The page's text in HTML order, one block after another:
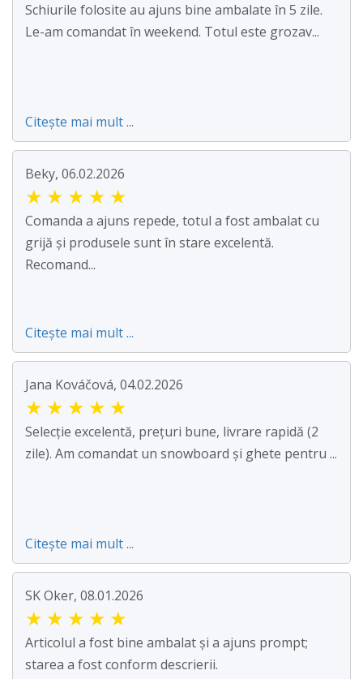
Schiurile folosite au ajuns bine ambalate în 5 zile.
Le-am comandat în weekend. Totul este grozav...
Citește mai mult ...
Beky, 06.02.2026
★ ★ ★ ★ ★
Comanda a ajuns repede, totul a fost ambalat cu
grijă și produsele sunt în stare excelentă.
Recomand...
Citește mai mult ...
Jana Kováčová, 04.02.2026
★ ★ ★ ★ ★
Selecție excelentă, prețuri bune, livrare rapidă (2
zile). Am comandat un snowboard și ghete pentru ...
Citește mai mult ...
SK Oker, 08.01.2026
★ ★ ★ ★ ★
Articolul a fost bine ambalat și a ajuns prompt;
starea a fost conform descrierii.